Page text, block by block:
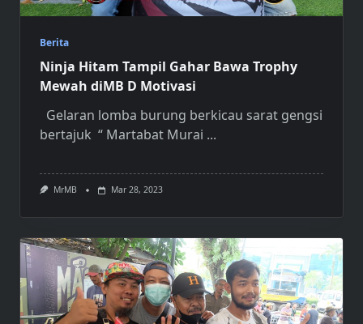
Berita
Ninja Hitam Tampil Gahar Bawa Trophy
Mewah diMB D Motivasi
Gelaran lomba burung berkicau sarat gengsi
bertajuk “ Martabat Murai ...
MrMB Mar 28, 2023